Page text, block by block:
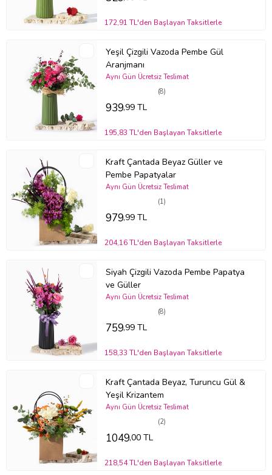
teşkil etmemektedir.
Stok durumuna göre ürünlerde ufak değişiklikler olabilir.
172,91 TL'den Başlayan Taksitlerle
Yeşil Çizgili Vazoda Pembe Gül
Aranjmanı
(8)
Aynı Gün Ücretsiz Teslimat
939,99 TL
195,83 TL'den Başlayan Taksitlerle
Kraft Çantada Beyaz Güller ve
Pembe Papatyalar
(1)
Aynı Gün Ücretsiz Teslimat
979,99 TL
204,16 TL'den Başlayan Taksitlerle
Siyah Çizgili Vazoda Pembe Papatya
ve Güller
(8)
Aynı Gün Ücretsiz Teslimat
759,99 TL
158,33 TL'den Başlayan Taksitlerle
Kraft Çantada Beyaz, Turuncu Gül &
Yeşil Krizantem
(2)
Aynı Gün Ücretsiz Teslimat
1049,00 TL
218,54 TL'den Başlayan Taksitlerle